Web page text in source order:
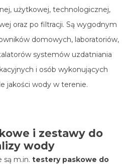
użytkowej, technologicznej,
oraz po filtracji. Są wygodnym
domowych, laboratoriów,
systemów uzdatniania
i osób wykonujących
jakości wody w terenie.
i zestawy do
wody
są m.in. testery paskowe do